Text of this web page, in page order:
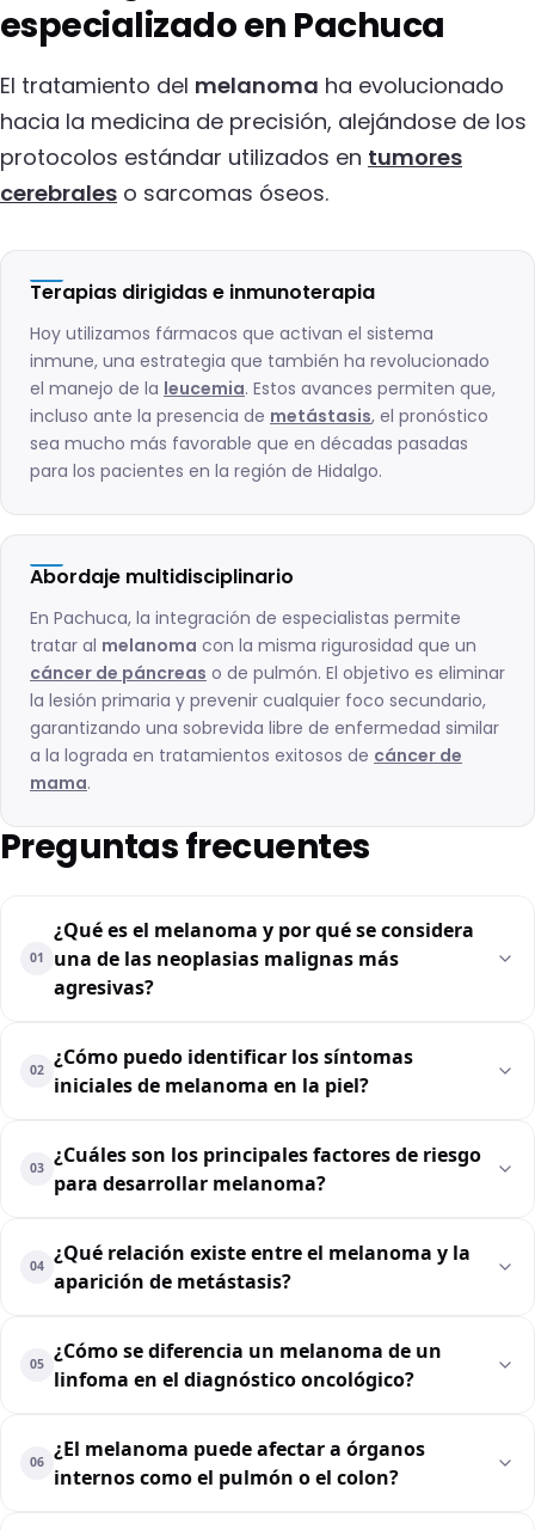
especializado en Pachuca
El tratamiento del melanoma ha evolucionado
hacia la medicina de precisión, alejándose de los
protocolos estándar utilizados en tumores
cerebrales o sarcomas óseos.
Terapias dirigidas e inmunoterapia
Hoy utilizamos fármacos que activan el sistema
inmune, una estrategia que también ha revolucionado
el manejo de la leucemia. Estos avances permiten que,
incluso ante la presencia de metástasis, el pronóstico
sea mucho más favorable que en décadas pasadas
para los pacientes en la región de Hidalgo.
Abordaje multidisciplinario
En Pachuca, la integración de especialistas permite
tratar al melanoma con la misma rigurosidad que un
cáncer de páncreas o de pulmón. El objetivo es eliminar
la lesión primaria y prevenir cualquier foco secundario,
garantizando una sobrevida libre de enfermedad similar
a la lograda en tratamientos exitosos de cáncer de
mama.
Preguntas frecuentes
01
¿Qué es el melanoma y por qué se considera
una de las neoplasias malignas más
agresivas?
02
¿Cómo puedo identificar los síntomas
iniciales de melanoma en la piel?
03
¿Cuáles son los principales factores de riesgo
para desarrollar melanoma?
04
¿Qué relación existe entre el melanoma y la
aparición de metástasis?
05
¿Cómo se diferencia un melanoma de un
linfoma en el diagnóstico oncológico?
06
¿El melanoma puede afectar a órganos
internos como el pulmón o el colon?